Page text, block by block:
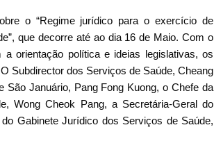
o “Regime jurídico para o exercício de
que decorre até ao dia 16 de Maio. Com o
orientação política e ideias legislativas, os
Subdirector dos Serviços de Saúde, Cheang
São Januário, Pang Fong Kuong, o Chefe da
Wong Cheok Pang, a Secretária-Geral do
Gabinete Jurídico dos Serviços de Saúde,